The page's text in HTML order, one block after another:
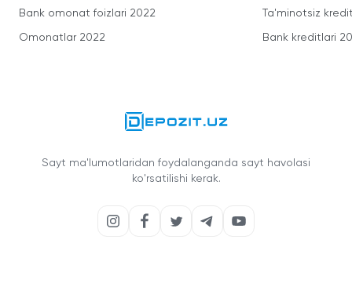
Bank omonat foizlari 2022
Omonatlar 2022
Ta'minotsiz
Bank kreditlari
Sayt ma'lumotlaridan foydalanganda sayt havolasi
ko'rsatilishi kerak.